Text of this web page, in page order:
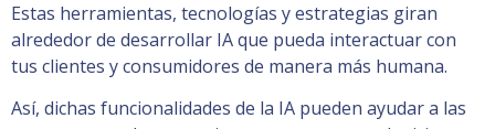
Estas herramientas, tecnologías y estrategias giran
alrededor de desarrollar IA que pueda interactuar con
tus clientes y consumidores de manera más humana.
Así, dichas funcionalidades de la IA pueden ayudar a las